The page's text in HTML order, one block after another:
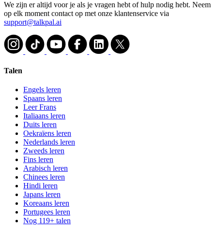
We zijn er altijd voor je als je vragen hebt of hulp nodig hebt. Neem
op elk moment contact op met onze klantenservice via
support@talkpal.ai
Talen
Engels leren
Spaans leren
Leer Frans
Italiaans leren
Duits leren
Oekraïens leren
Nederlands leren
Zweeds leren
Fins leren
Arabisch leren
Chinees leren
Hindi leren
Japans leren
Koreaans leren
Portugees leren
Nog 119+ talen